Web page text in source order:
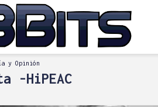
y Opinión
-HiPEAC